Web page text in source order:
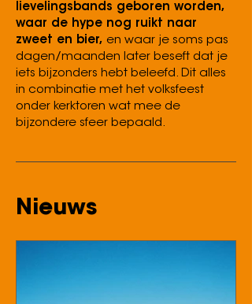
lievelingsbands geboren worden,
waar de hype nog ruikt naar
zweet en bier, en waar je soms pas
dagen/maanden later beseft dat je
iets bijzonders hebt beleefd. Dit alles
in combinatie met het volksfeest
onder kerktoren wat mee de
bijzondere sfeer bepaald.
Nieuws